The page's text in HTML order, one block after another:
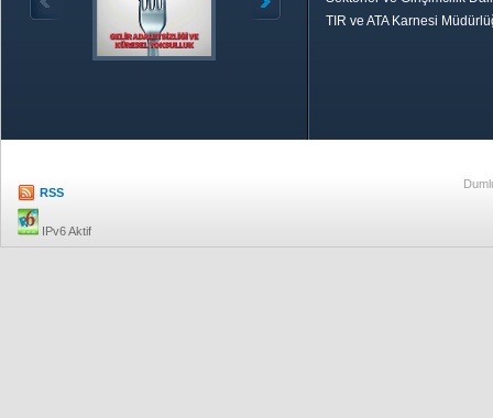
TIR ve ATA Karnesi
RSS
IPv6 Aktif